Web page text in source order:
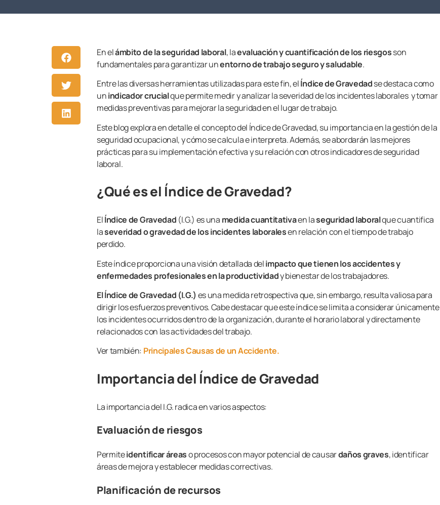
En elámbito de la seguridad laboral, laevaluación y cuantificación de los riesgosson
fundamentales para garantizar unentorno de trabajo seguro y saludable.
Entre las diversas herramientas utilizadas para este fin, elÍndice de Gravedadse destaca como
unindicador crucialque permite medir y analizar la severidad de los incidentes laborales y tomar
medidas preventivas para mejorar la seguridad en el lugar de trabajo.
Este blog explora en detalle el concepto del Índice de Gravedad, su importancia en la gestión de la
seguridad ocupacional, y cómo se calcula e interpreta. Además, se abordarán las mejores
prácticas para su implementación efectiva y su relación con otros indicadores de seguridad
laboral.
¿Qué es el Índice de Gravedad?
ElÍndice de Gravedad (I.G.) es una medida cuantitativaen laseguridad laboralque cuantifica
laseveridad o gravedad de los incidentes laboralesen relación con el tiempo de trabajo
perdido.
Este índice proporciona una visión detallada delimpacto que tienen los accidentes y
enfermedades profesionales en la productividady bienestar de los trabajadores.
El Índice de Gravedad (I.G.) es una medida retrospectiva que, sin embargo, resulta valiosa para
dirigir los esfuerzos preventivos. Cabe destacar que este índice se limita a considerar únicamente
los incidentes ocurridos dentro de la organización, durante el horario laboral y directamente
relacionados con las actividades del trabajo.
Ver también: Principales Causas de un Accidente.
Importancia del Índice de Gravedad
La importancia del I.G. radica en varios aspectos:
Evaluación de riesgos
Permiteidentificar áreaso procesos con mayor potencial de causardaños graves, identificar
áreas de mejora y establecer medidas correctivas.
Planificación de recursos